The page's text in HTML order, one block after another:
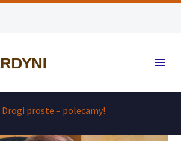
Drogi proste – polecamy!